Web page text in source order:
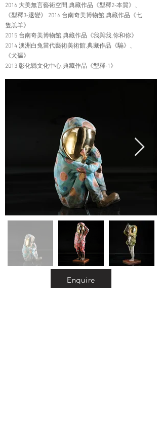
2016 大美無言藝術空間,典藏作品《型釋2-本質》、
《型釋3-退變》 2016 台南奇美博物館,典藏作品《七
隻羔羊》
2015 台南奇美博物館,典藏作品《我與我,你和你》
2014 澳洲白兔當代藝術美術館,典藏作品《騸》、
《犬孺》
2013 彰化縣文化中心,典藏作品《型釋-1》
Enquire